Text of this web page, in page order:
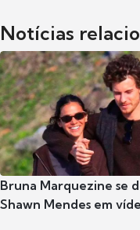
Notícias
Bruna Marquezine se
Shawn Mendes em